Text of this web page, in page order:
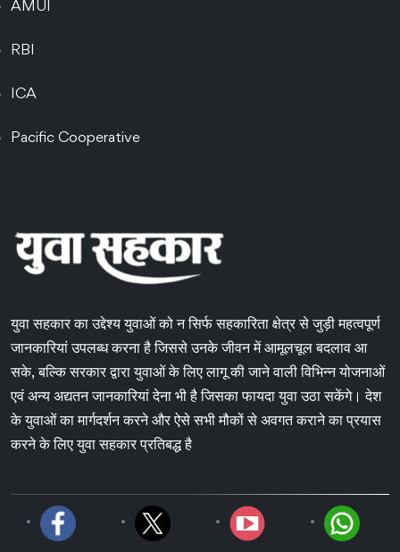
AMUI
RBI
ICA
Pacific Cooperative
युवा सहकार का उद्देश्य युवाओं को न सिर्फ सहकारिता क्षेत्र से जुड़ी महत्वपूर्ण
जानकारियां उपलब्ध करना है जिससे उनके जीवन में आमूलचूल बदलाव आ
सके, बल्कि सरकार द्वारा युवाओं के लिए लागू की जाने वाली विभिन्न योजनाओं
एवं अन्य अद्यतन जानकारियां देना भी है जिसका फायदा युवा उठा सकेंगे। देश
के युवाओं का मार्गदर्शन करने और ऐसे सभी मौकों से अवगत कराने का प्रयास
करने के लिए युवा सहकार प्रतिबद्ध है